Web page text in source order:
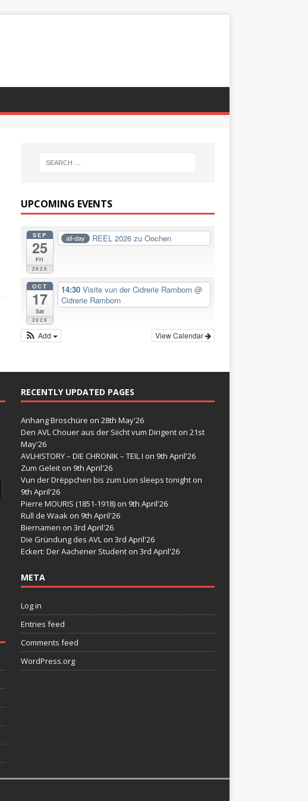
UPCOMING EVENTS
SEP
25
Fri
2026
all-day REEL 2026 zu Oochen
OCT
17
Sat
2026
14:30Visite vun der Cidrerie Ramborn@
Cidrerie Ramborn
View Calendar
Add
RECENTLY UPDATED PAGES
Anhang Broschüre on 28th May'26
Den AVL Chouer aus der Siicht vum Dirigenton 21st
May'26
AVLHISTORY – DIE CHRONIK – TEIL I on 9th April'26
Zum Geleiton 9th April'26
Vun der Drëppchen bis zum Lion sleeps tonighton
9th April'26
Pierre MOURIS (1851-1918)on 9th April'26
Rull de Waakon 9th April'26
Biernamen on 3rd April'26
Die Gründung des AVLon 3rd April'26
Eckert: Der Aachener Studenton 3rd April'26
META
Log in
Entries feed
Comments feed
WordPress.org